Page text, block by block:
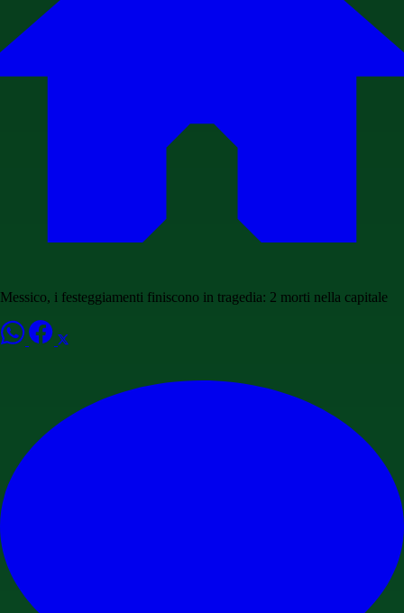
Messico, i festeggiamenti finiscono in tragedia: 2 morti nella capitale